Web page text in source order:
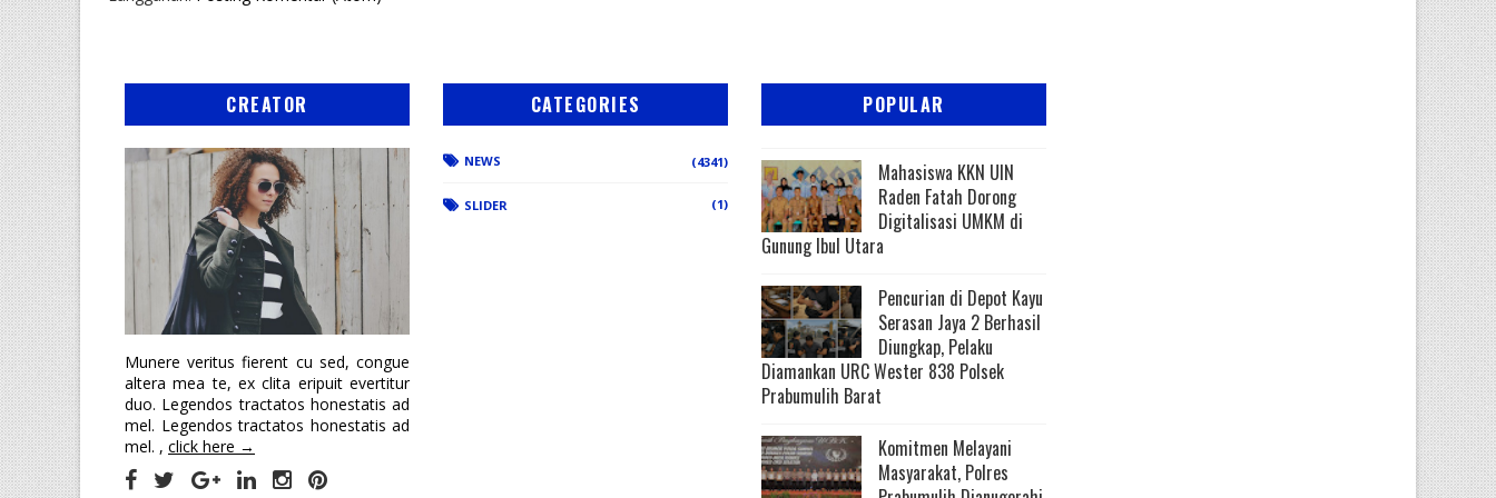
CREATOR
Munere veritus fierent cu sed, congue
altera mea te, ex clita eripuit evertitur
duo. Legendos tractatos honestatis ad
mel. Legendos tractatos honestatis ad
mel. , click here →
CATEGORIES
NEWS (4341)
SLIDER (1)
POPULAR
Mahasiswa KKN UIN
Raden Fatah Dorong
Digitalisasi UMKM di
Gunung Ibul Utara
Pencurian di Depot Kayu
Serasan Jaya 2 Berhasil
Diungkap, Pelaku
Diamankan URC Wester 838 Polsek
Prabumulih Barat
Komitmen Melayani
Masyarakat, Polres